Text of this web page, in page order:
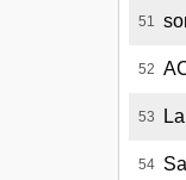
51
52
53
54